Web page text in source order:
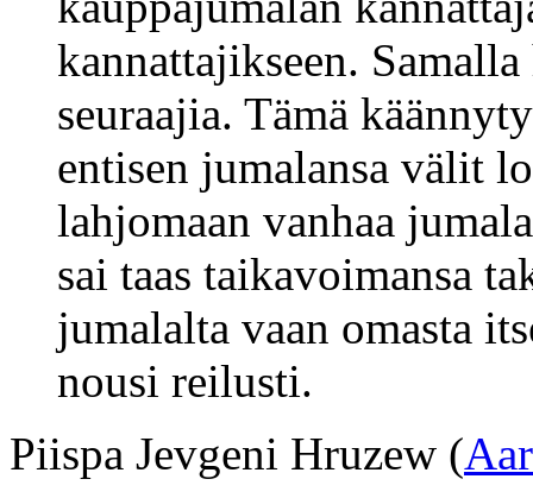
kannattajikseen.
seuraajia. Tämä
entisen jumalansa välit
lahjomaan vanhaa
sai taas taikavoimansa
jumalalta vaan omasta
nousi reilusti.
Piispa Jevgeni Hruzew (